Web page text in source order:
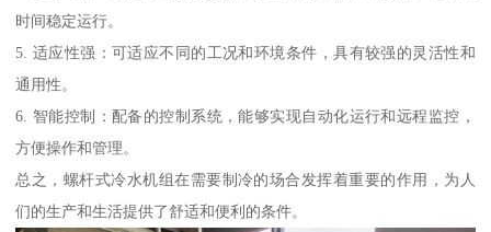
时间稳定运行。
5. 适应性强：可适应不同的工况和环境条件，具有较强的灵活性和
通用性。
6. 智能控制：配备的控制系统，能够实现自动化运行和远程监控，
方便操作和管理。
总之，螺杆式冷水机组在需要制冷的场合发挥着重要的作用，为人
们的生产和生活提供了舒适和便利的条件。